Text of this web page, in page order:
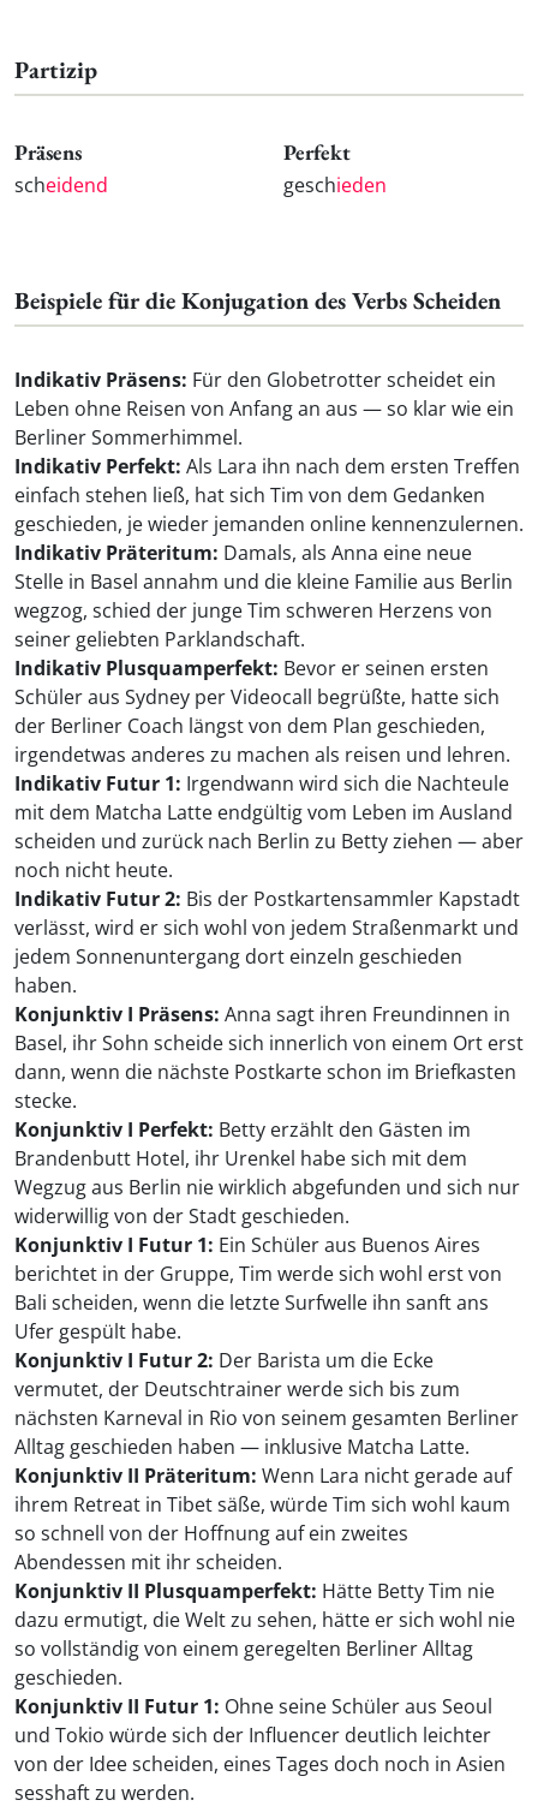
Partizip
Präsens
scheidend
Perfekt
geschieden
Beispiele für die Konjugation des Verbs Scheiden
Indikativ Präsens: Für den Globetrotter scheidet ein
Leben ohne Reisen von Anfang an aus — so klar wie ein
Berliner Sommerhimmel.
Indikativ Perfekt: Als Lara ihn nach dem ersten Treffen
einfach stehen ließ, hat sich Tim von dem Gedanken
geschieden, je wieder jemanden online kennenzulernen.
Indikativ Präteritum: Damals, als Anna eine neue
Stelle in Basel annahm und die kleine Familie aus Berlin
wegzog, schied der junge Tim schweren Herzens von
seiner geliebten Parklandschaft.
Indikativ Plusquamperfekt: Bevor er seinen ersten
Schüler aus Sydney per Videocall begrüßte, hatte sich
der Berliner Coach längst von dem Plan geschieden,
irgendetwas anderes zu machen als reisen und lehren.
Indikativ Futur 1: Irgendwann wird sich die Nachteule
mit dem Matcha Latte endgültig vom Leben im Ausland
scheiden und zurück nach Berlin zu Betty ziehen — aber
noch nicht heute.
Indikativ Futur 2: Bis der Postkartensammler Kapstadt
verlässt, wird er sich wohl von jedem Straßenmarkt und
jedem Sonnenuntergang dort einzeln geschieden
haben.
Konjunktiv I Präsens: Anna sagt ihren Freundinnen in
Basel, ihr Sohn scheide sich innerlich von einem Ort erst
dann, wenn die nächste Postkarte schon im Briefkasten
stecke.
Konjunktiv I Perfekt: Betty erzählt den Gästen im
Brandenbutt Hotel, ihr Urenkel habe sich mit dem
Wegzug aus Berlin nie wirklich abgefunden und sich nur
widerwillig von der Stadt geschieden.
Konjunktiv I Futur 1: Ein Schüler aus Buenos Aires
berichtet in der Gruppe, Tim werde sich wohl erst von
Bali scheiden, wenn die letzte Surfwelle ihn sanft ans
Ufer gespült habe.
Konjunktiv I Futur 2: Der Barista um die Ecke
vermutet, der Deutschtrainer werde sich bis zum
nächsten Karneval in Rio von seinem gesamten Berliner
Alltag geschieden haben — inklusive Matcha Latte.
Konjunktiv II Präteritum: Wenn Lara nicht gerade auf
ihrem Retreat in Tibet säße, würde Tim sich wohl kaum
so schnell von der Hoffnung auf ein zweites
Abendessen mit ihr scheiden.
Konjunktiv II Plusquamperfekt: Hätte Betty Tim nie
dazu ermutigt, die Welt zu sehen, hätte er sich wohl nie
so vollständig von einem geregelten Berliner Alltag
geschieden.
Konjunktiv II Futur 1: Ohne seine Schüler aus Seoul
und Tokio würde sich der Influencer deutlich leichter
von der Idee scheiden, eines Tages doch noch in Asien
sesshaft zu werden.